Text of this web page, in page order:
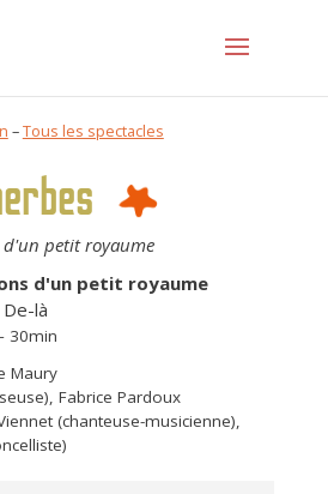
–Tous les spectacles
d'un petit royaume
d'un petit royaume
là
30min
Maury
Fabrice Pardoux
(chanteuse-musicienne),